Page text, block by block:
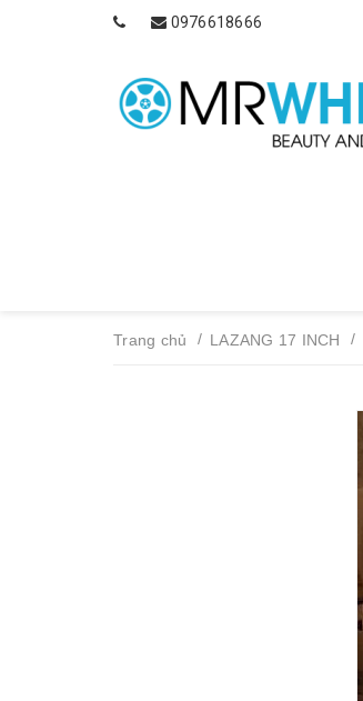
0976618666
Trang chủ / LAZANG 17 INCH /